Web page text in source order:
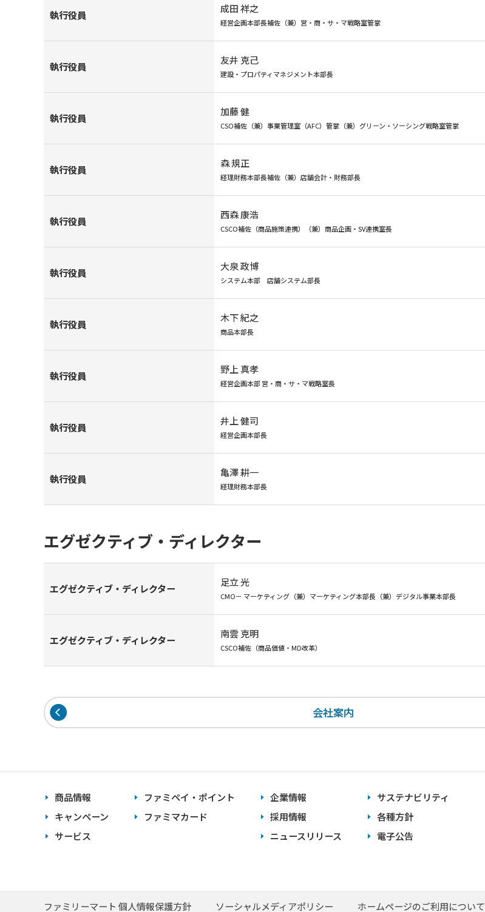
執行役員
成田 祥之
経営企画本部長補佐（兼）営・商・サ・マ戦略室管掌
執行役員
友井 克己
建設・プロパティマネジメント本部長
執行役員
加藤 健
CSO補佐（兼）事業管理室（AFC）管掌（兼）グリーン・ソーシング戦略室管掌
執行役員
森 規正
経理財務本部長補佐（兼）店舗会計・財務部長
執行役員
西森 康浩
CSCO補佐（商品施策連携）（兼）商品企画・SV連携室長
執行役員
大泉 政博
システム本部 店舗システム部長
執行役員
木下 紀之
商品本部長
執行役員
野上 真孝
経営企画本部 営・商・サ・マ戦略室長
執行役員
井上 健司
経営企画本部長
執行役員
亀澤 耕一
経理財務本部長
エグゼクティブ・ディレクター
エグゼクティブ・ディレクター
足立 光
CMO－ マーケティング（兼）マーケティング本部長（兼）デジタル事業本部長
エグゼクティブ・ディレクター
南雲 克明
CSCO補佐（商品価値・MD改革）
会社案内
商品情報
キャンペーン
サービス
ファミペイ・ポイント
ファミマカード
企業情報
採用情報
ニュースリリース
サステナビリティ
各種方針
電子公告
ファミリーマート 個人情報保護方針 ソーシャルメディアポリシー ホームページのご利用について